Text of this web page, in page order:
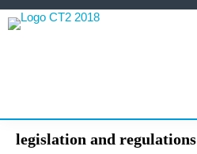
Spring
naar
Door
naar
Spring
naar
legislation and regulations